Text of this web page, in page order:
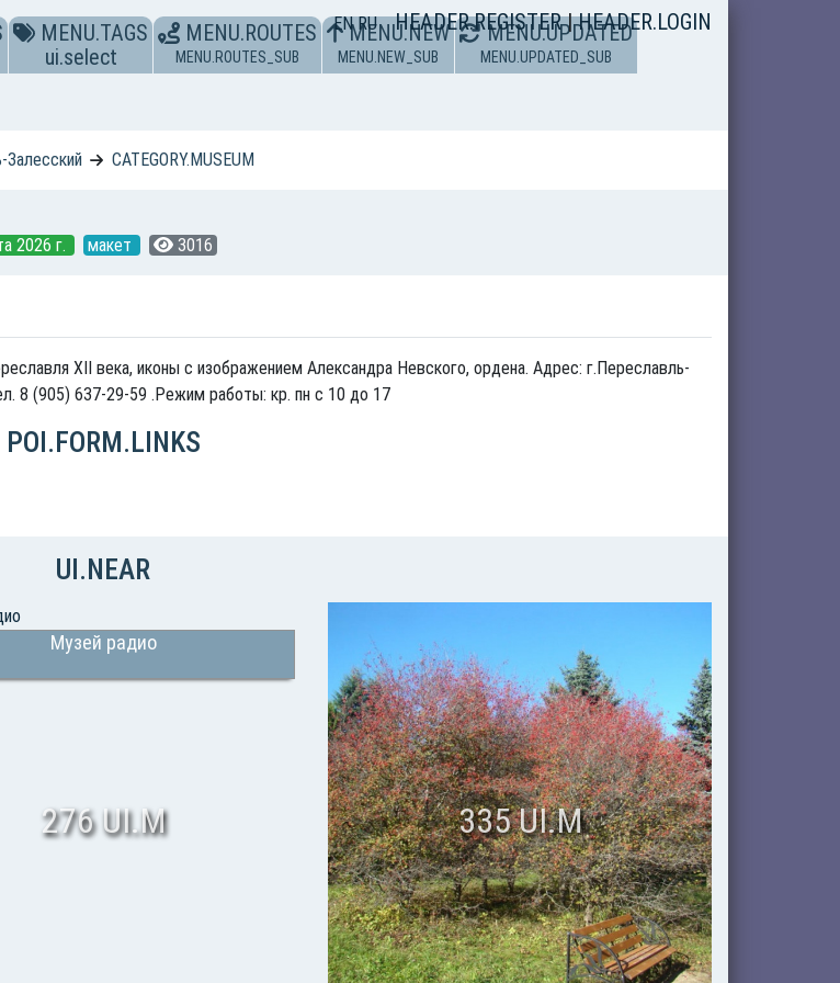
ENRU HEADER.REGISTER|HEADER.LOGIN
MENU.TAGS
ui.select
MENU.ROUTES
MENU.ROUTES_SUB
MENU.NEW
MENU.NEW_SUB
MENU.UPDATED
MENU.UPDATED_SUB
Залесский CATEGORY.MUSEUM
2026 г. макет 3016
XII века, иконы с изображением Александра Невского, ордена. Адрес: г.Переславль-
8 (905) 637-29-59 .Режим работы: кр. пн с 10 до 17
POI.FORM.LINKS
UI.NEAR
Музей радио
276 UI.M 335 UI.M